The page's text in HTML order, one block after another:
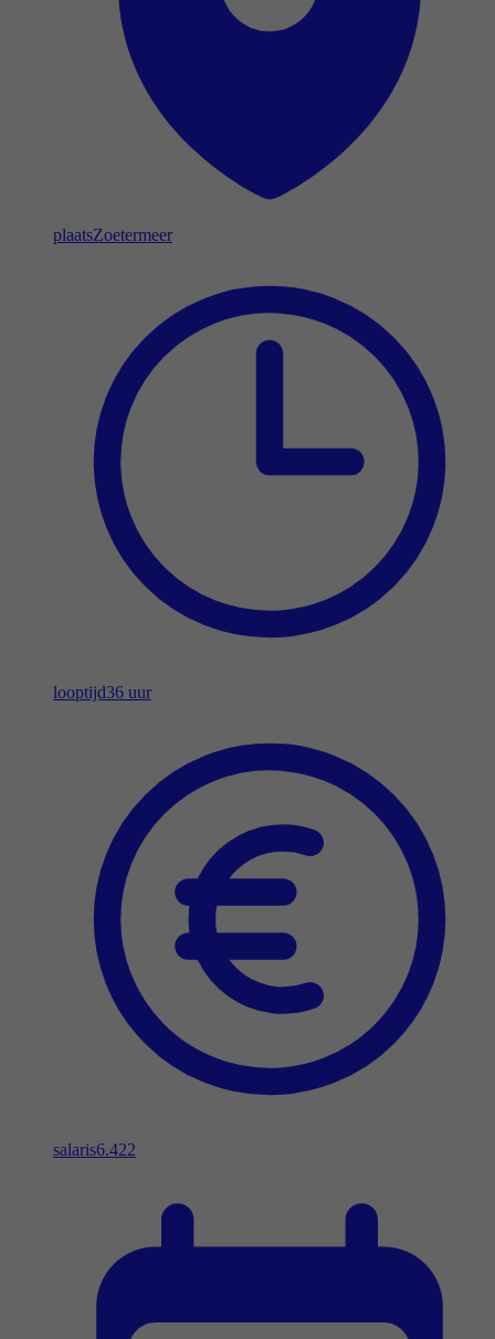
plaatsZoetermeer
looptijd36 uur
salaris6.422